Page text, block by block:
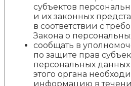
субъектов
и их законных
в соответствии с
Закона о
сообщать в
по защите прав
персональных данных
этого органа
информацию в